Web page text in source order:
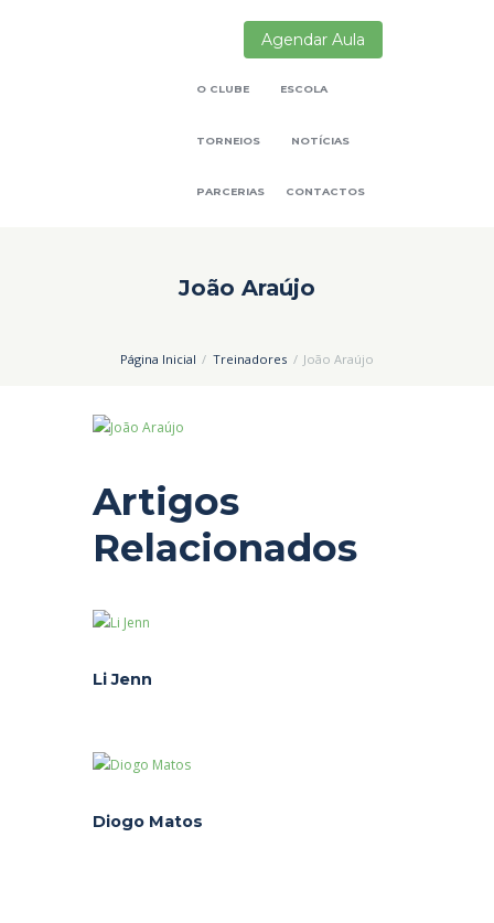
Agendar Aula
O CLUBE ESCOLA
TORNEIOS NOTÍCIAS
PARCERIAS CONTACTOS
João Araújo
Página Inicial Treinadores João Araújo
Artigos
Relacionados
Li Jenn
Diogo Matos